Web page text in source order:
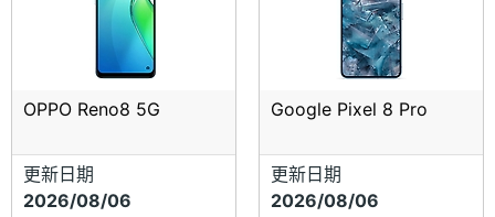
OPPO Reno8 5G
更新日期
2026/08/06
Google Pixel 8 Pro
更新日期
2026/08/06